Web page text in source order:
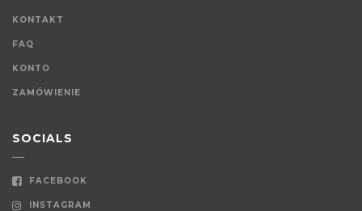
KONTAKT
FAQ
KONTO
ZAMÓWIENIE
SOCIALS
FACEBOOK
INSTAGRAM